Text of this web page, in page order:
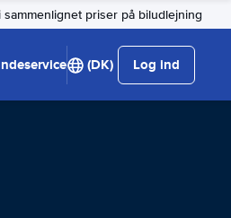
sammenlignet priser på biludlejning
(DK) Log ind